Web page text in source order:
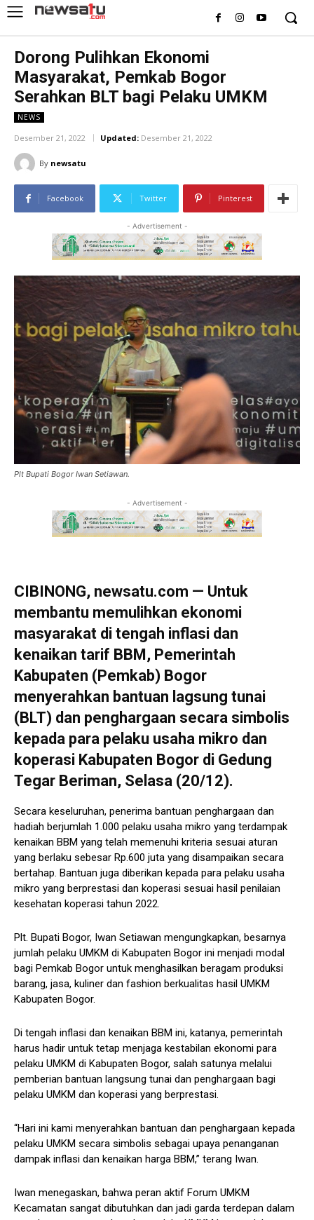
Dorong Pulihkan Ekonomi
Masyarakat, Pemkab Bogor
Serahkan BLT bagi Pelaku UMKM
NEWS
Desember 21, 2022 Updated: Desember 21, 2022
By newsatu
Facebook Twitter Pinterest
- Advertisement -
Plt Bupati Bogor Iwan Setiawan.
- Advertisement -
CIBINONG, newsatu.com — Untuk
membantu memulihkan ekonomi
masyarakat di tengah inflasi dan
kenaikan tarif BBM, Pemerintah
Kabupaten (Pemkab) Bogor
menyerahkan bantuan lagsung tunai
(BLT) dan penghargaan secara simbolis
kepada para pelaku usaha mikro dan
koperasi Kabupaten Bogor di Gedung
Tegar Beriman, Selasa (20/12).
Secara keseluruhan, penerima bantuan penghargaan dan
hadiah berjumlah 1.000 pelaku usaha mikro yang terdampak
kenaikan BBM yang telah memenuhi kriteria sesuai aturan
yang berlaku sebesar Rp.600 juta yang disampaikan secara
bertahap. Bantuan juga diberikan kepada para pelaku usaha
mikro yang berprestasi dan koperasi sesuai hasil penilaian
kesehatan koperasi tahun 2022.
Plt. Bupati Bogor, Iwan Setiawan mengungkapkan, besarnya
jumlah pelaku UMKM di Kabupaten Bogor ini menjadi modal
bagi Pemkab Bogor untuk menghasilkan beragam produksi
barang, jasa, kuliner dan fashion berkualitas hasil UMKM
Kabupaten Bogor.
Di tengah inflasi dan kenaikan BBM ini, katanya, pemerintah
harus hadir untuk tetap menjaga kestabilan ekonomi para
pelaku UMKM di Kabupaten Bogor, salah satunya melalui
pemberian bantuan langsung tunai dan penghargaan bagi
pelaku UMKM dan koperasi yang berprestasi.
“Hari ini kami menyerahkan bantuan dan penghargaan kepada
pelaku UMKM secara simbolis sebagai upaya penanganan
dampak inflasi dan kenaikan harga BBM,” terang Iwan.
Iwan menegaskan, bahwa peran aktif Forum UMKM
Kecamatan sangat dibutuhkan dan jadi garda terdepan dalam